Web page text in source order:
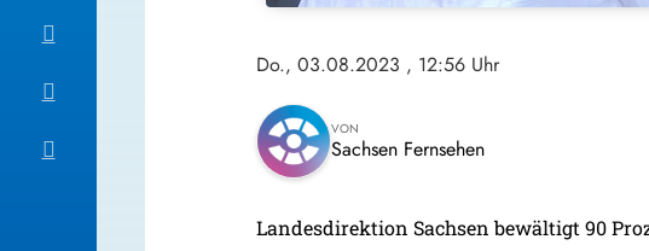
Do., 03.08.2023 , 12:56 Uhr
VON
Sachsen Fernsehen
Landesdirektion Sachsen bewältigt 90